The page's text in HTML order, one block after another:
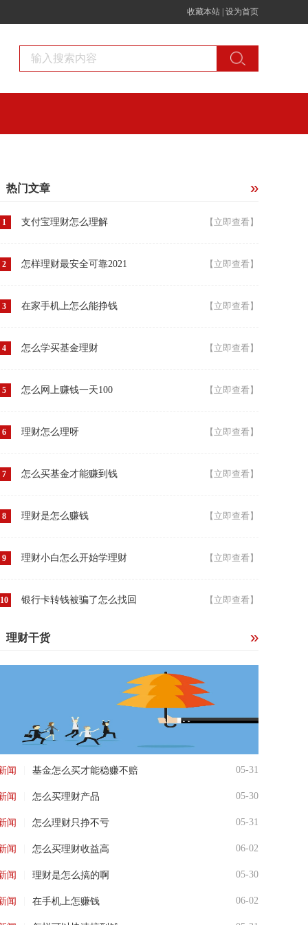
收藏本站 设为首页
热门文章
1 支付宝理财怎么理解 【立即查看】
2 怎样理财最安全可靠2021 【立即查看】
3 在家手机上怎么能挣钱 【立即查看】
4 怎么学买基金理财 【立即查看】
5 怎么网上赚钱一天100 【立即查看】
6 理财怎么理呀 【立即查看】
7 怎么买基金才能赚到钱 【立即查看】
8 理财是怎么赚钱 【立即查看】
9 理财小白怎么开始学理财 【立即查看】
10 银行卡转钱被骗了怎么找回 【立即查看】
理财干货
闻 基金怎么买才能稳赚不赔 05-31
闻 怎么买理财产品 05-30
闻 怎么理财只挣不亏 05-31
闻 怎么买理财收益高 06-02
闻 理财是怎么搞的啊 05-30
闻 在手机上怎赚钱 06-02